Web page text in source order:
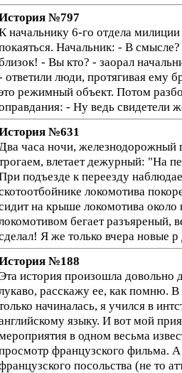
№797
начальнику 6-го отдела
Начальник: - В
- Вы кто? - заорал
ответили люди, протягивая
режимный объект. Потом
- Ну ведь свидетели
№631
часа ночи, железнодорожный
влетает дежурный: "На
подъезде к переезду
локомотива
на крыше локомотива
бегает разъяреный,
Я же только вчера новые р
№188
Эта история произошла
расскажу ее, как помню. В
начиналась, я учился в
языку. И вот мой
в одном весьма
французского фильма.
посольства (не то